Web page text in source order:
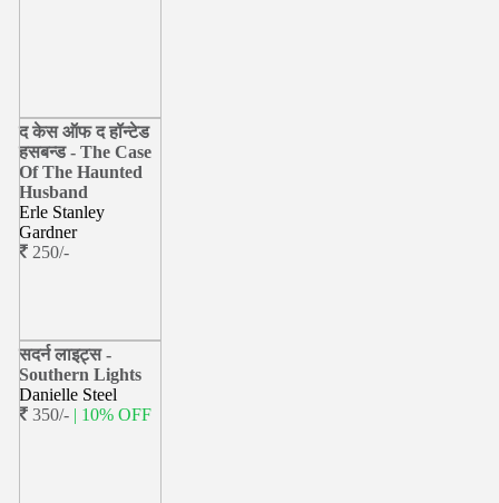
द केस ऑफ द हॉन्टेड
हसबन्ड - The Case
Of The Haunted
Husband
Erle Stanley
Gardner
250/-
सदर्न लाइट्स -
Southern Lights
Danielle Steel
350/- | 10% OFF